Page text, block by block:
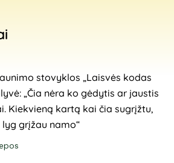
stovyklos „Laisvės kodas
„Čia nėra ko gėdytis ar jaustis
Kiekvieną kartą kai čia sugrįžtu,
grįžau namo“